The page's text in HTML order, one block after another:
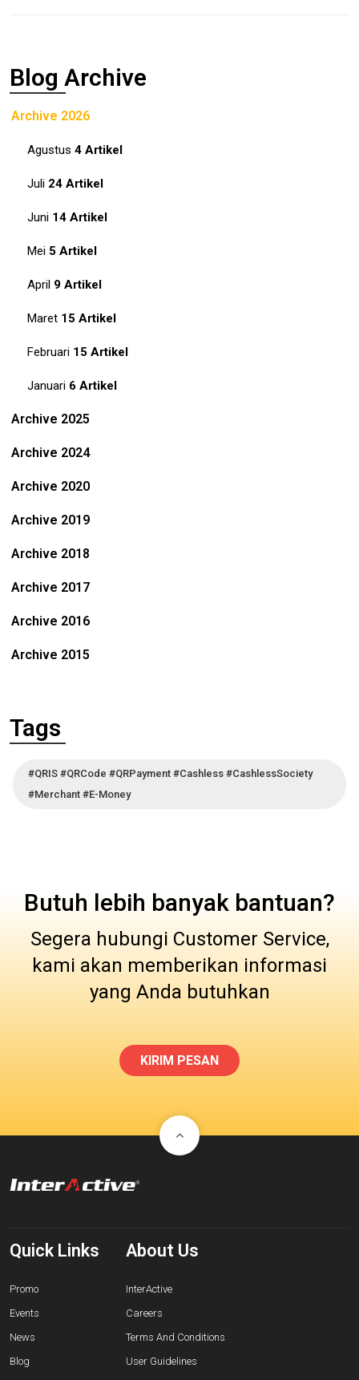
Blog Archive
Archive 2026
Agustus 4 Artikel
Juli 24 Artikel
Juni 14 Artikel
Mei 5 Artikel
April 9 Artikel
Maret 15 Artikel
Februari 15 Artikel
Januari 6 Artikel
Archive 2025
Archive 2024
Archive 2020
Archive 2019
Archive 2018
Archive 2017
Archive 2016
Archive 2015
Tags
#QRIS #QRCode #QRPayment #Cashless #CashlessSociety
#Merchant #E-Money
Butuh lebih banyak bantuan?
Segera hubungi Customer Service,
kami akan memberikan informasi
yang Anda butuhkan
KIRIM PESAN
Quick Links
Promo
Events
News
Blog
About Us
InterActive
Careers
Terms And Conditions
User Guidelines